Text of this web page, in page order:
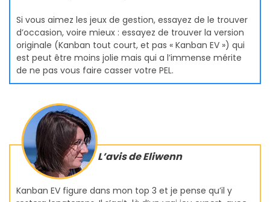
Si vous aimez les jeux de gestion, essayez de le trouver
d’occasion, voire mieux : essayez de trouver la version
originale (Kanban tout court, et pas « Kanban EV ») qui
est peut être moins jolie mais qui a l’immense mérite
de ne pas vous faire casser votre PEL.
L’avis de Eliwenn
Kanban EV figure dans mon top 3 et je pense qu’il y